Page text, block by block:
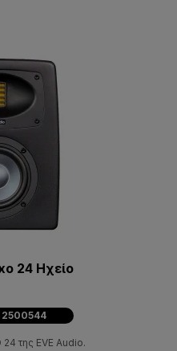
24 Ηχείο
2500544
της EVE Audio.